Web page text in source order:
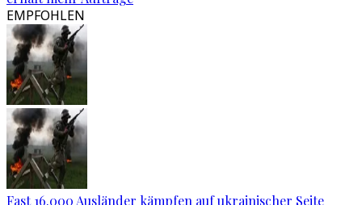
EMPFOHLEN
Fast 16.000 Ausländer kämpfen auf ukrainischer Seite